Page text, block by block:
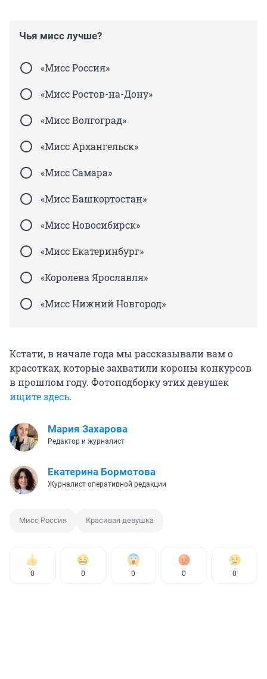
Чья мисс лучше?
«Мисс Россия»
«Мисс Ростов-на-Дону»
«Мисс Волгоград»
«Мисс Архангельск»
«Мисс Самара»
«Мисс Башкортостан»
«Мисс Новосибирск»
«Мисс Екатеринбург»
«Королева Ярославля»
«Мисс Нижний Новгород»
Кстати, в начале года мы рассказывали вам о
красотках, которые захватили короны конкурсов
в прошлом году. Фотоподборку этих девушек
ищите здесь.
Мария Захарова
Редактор и журналист
Екатерина Бормотова
Журналист оперативной редакции
Мисс Россия Красивая девушка
0 0 0 0 0